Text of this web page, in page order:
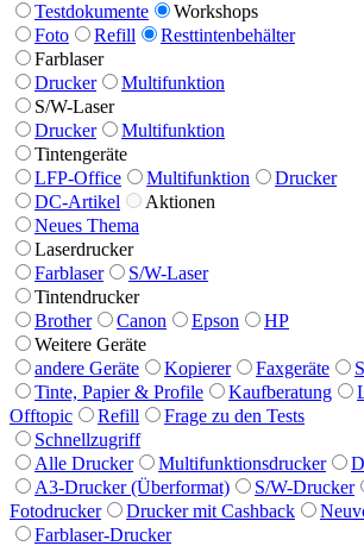
Testdokumente
Workshops
Foto
Refill
Resttintenbehälter
Farblaser
Drucker
Multifunktion
S/W-Laser
Drucker
Multifunktion
Tintengeräte
LFP-Office
Multifunktion
Drucker
DC-Artikel
Aktionen
Neues Thema
Laserdrucker
Farblaser
S/W-Laser
Tintendrucker
Brother
Canon Epson
HP
Weitere Geräte
andere Geräte
Kopierer Faxgeräte
Tinte, Papier & Profile
Kaufberatung
Offtopic
Refill
Frage zu den Tests
Schnellzugriff
Alle Drucker
Multifunktionsdrucker
A3-Drucker (Überformat)
S/W-Drucker
Fotodrucker
Drucker mit Cashback
Farblaser-Drucker